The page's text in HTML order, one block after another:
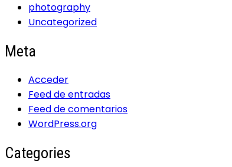
photography
Uncategorized
Meta
Acceder
Feed de entradas
Feed de comentarios
WordPress.org
Categories